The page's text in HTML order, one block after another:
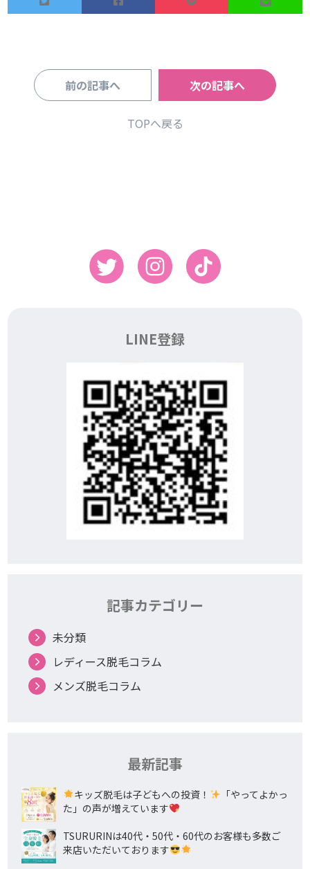
前の記事へ 次の記事へ
TOPへ戻る
LINE登録
記事カテゴリー
未分類
レディース脱毛コラム
メンズ脱毛コラム
最新記事
キッズ脱毛は子どもへの投資！
「やってよかっ
た」の声が増えています
TSURURINは40代・50代・60代のお客様も多数ご
来店いただいております